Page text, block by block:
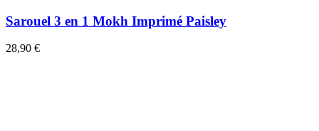
Sarouel 3 en 1 Mokh Imprimé Paisley
28,90 €